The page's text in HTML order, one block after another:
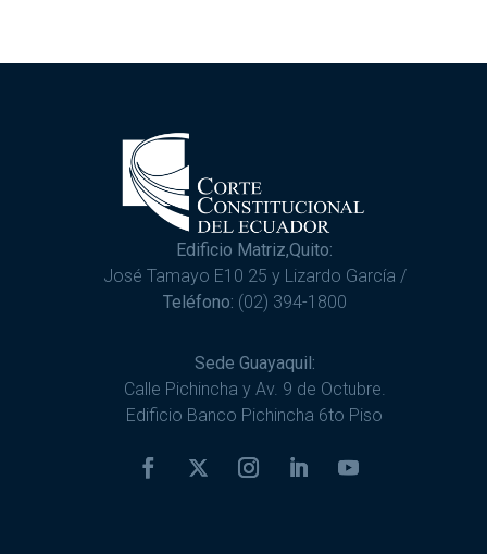
Edificio Matriz,Quito:
José Tamayo E10 25 y Lizardo García /
Teléfono: (02) 394-1800
Sede Guayaquil:
Calle Pichincha y Av. 9 de Octubre.
Edificio Banco Pichincha 6to Piso